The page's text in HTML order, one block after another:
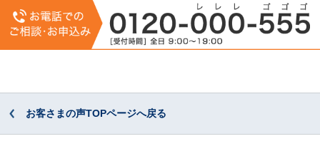
お客さまの声TOPページへ戻る